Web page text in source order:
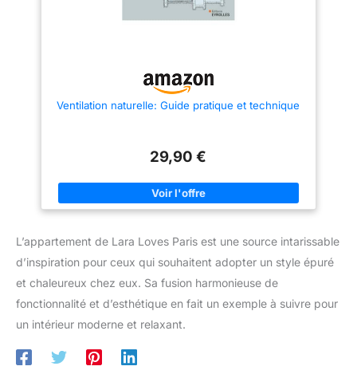
Ventilation naturelle: Guide pratique et technique
29,90 €
L’appartement de Lara Loves Paris est une source intarissable
d’inspiration pour ceux qui souhaitent adopter un style épuré
et chaleureux chez eux. Sa fusion harmonieuse de
fonctionnalité et d’esthétique en fait un exemple à suivre pour
un intérieur moderne et relaxant.